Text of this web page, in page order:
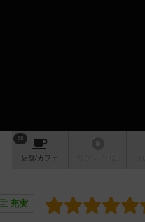
68
店舗/カフェ
充実